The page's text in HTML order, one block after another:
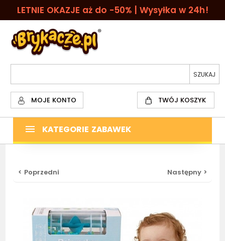
LETNIE OKAZJE aż do -50% | Wysyłka w 24h!
MOJE KONTO TWÓJ KOSZYK
KATEGORIE ZABAWEK
< Poprzedni Następny >